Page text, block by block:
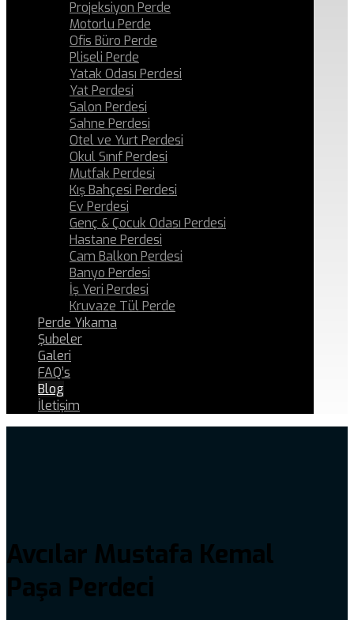
Projeksiyon Perde
Motorlu Perde
Ofis Büro Perde
Pliseli Perde
Yatak Odası Perdesi
Yat Perdesi
Salon Perdesi
Sahne Perdesi
Otel ve Yurt Perdesi
Okul Sınıf Perdesi
Mutfak Perdesi
Kış Bahçesi Perdesi
Ev Perdesi
Genç & Çocuk Odası Perdesi
Hastane Perdesi
Cam Balkon Perdesi
Banyo Perdesi
İş Yeri Perdesi
Kruvaze Tül Perde
Perde Yıkama
Şubeler
Galeri
FAQ’s
Blog
İletişim
Avcılar Mustafa Kemal
Paşa Perdeci